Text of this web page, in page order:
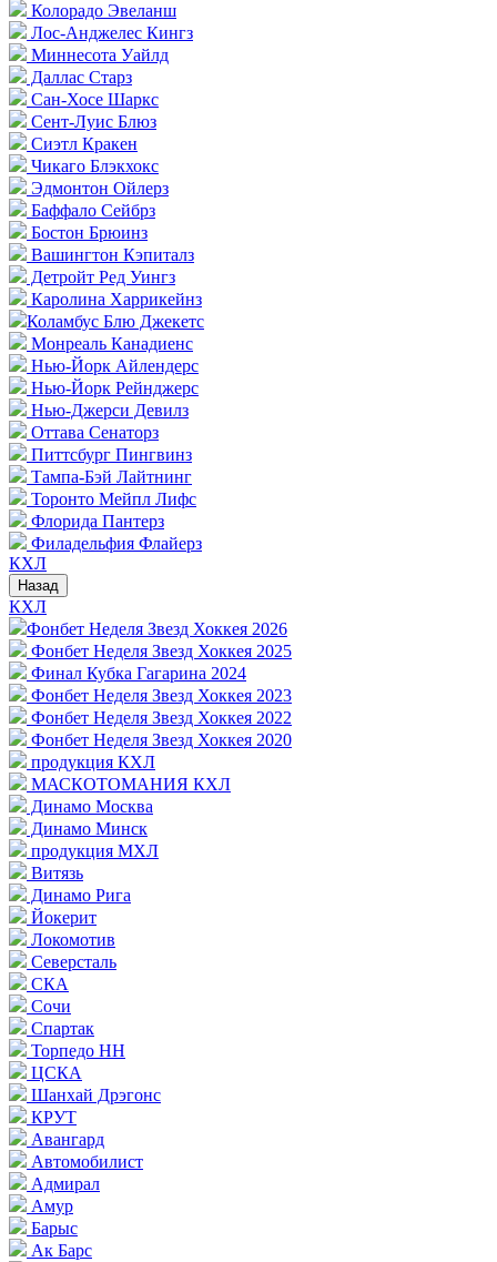
Колорадо Эвеланш
Лос-Анджелес Кингз
Миннесота Уайлд
Даллас Старз
Сан-Хосе Шаркс
Сент-Луис Блюз
Сиэтл Кракен
Чикаго Блэкхокс
Эдмонтон Ойлерз
Баффало Сейбрз
Бостон Брюинз
Вашингтон Кэпиталз
Детройт Ред Уингз
Каролина Харрикейнз
Коламбус Блю Джекетс
Монреаль Канадиенс
Нью-Йорк Айлендерс
Нью-Йорк Рейнджерс
Нью-Джерси Девилз
Оттава Сенаторз
Питтсбург Пингвинз
Тампа-Бэй Лайтнинг
Торонто Мейпл Лифс
Флорида Пантерз
Филадельфия Флайерз
КХЛ
Назад
КХЛ
Фонбет Неделя Звезд Хоккея 2026
Фонбет Неделя Звезд Хоккея 2025
Финал Кубка Гагарина 2024
Фонбет Неделя Звезд Хоккея 2023
Фонбет Неделя Звезд Хоккея 2022
Фонбет Неделя Звезд Хоккея 2020
продукция КХЛ
МАСКОТОМАНИЯ КХЛ
Динамо Москва
Динамо Минск
продукция МХЛ
Витязь
Динамо Рига
Йокерит
Локомотив
Северсталь
СКА
Сочи
Спартак
Торпедо НН
ЦСКА
Шанхай Дрэгонс
КРУТ
Авангард
Автомобилист
Адмирал
Амур
Барыс
Ак Барс